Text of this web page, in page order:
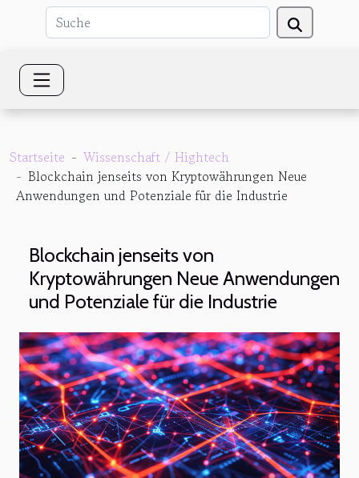
Startseite
Wissenschaft / Hightech
Blockchain jenseits von Kryptowährungen Neue
Anwendungen und Potenziale für die Industrie
Blockchain jenseits von
Kryptowährungen Neue Anwendungen
und Potenziale für die Industrie